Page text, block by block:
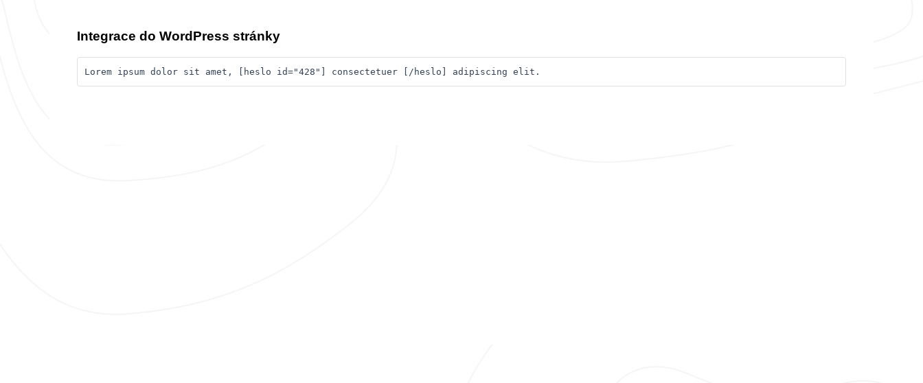
Integrace do WordPress stránky
Lorem ipsum dolor sit amet, [heslo id="428"] consectetuer [/heslo] adipiscing elit.